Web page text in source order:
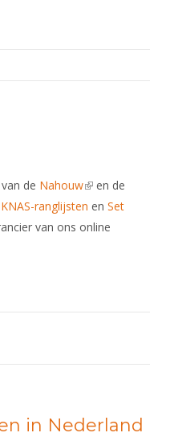
de Nahouw(link is external)
en de
KNAS-ranglijsten en Set
van ons online
external)
in Nederland